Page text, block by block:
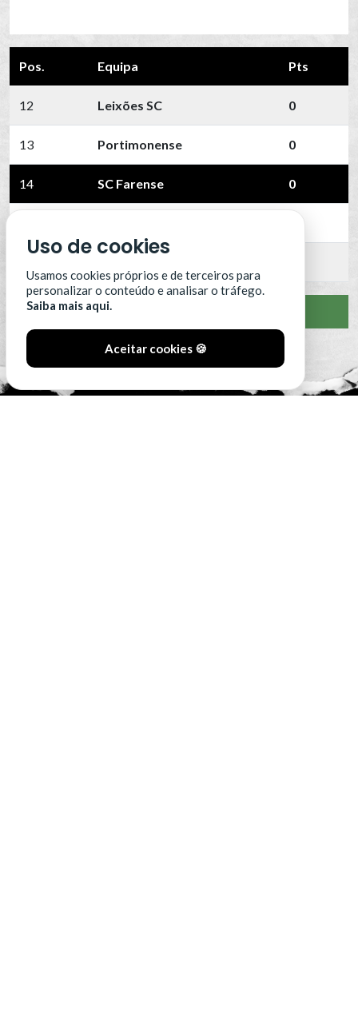
Pos. Equipa Pts
12 Leixões SC 0
13 Portimonense 0
14 SC Farense 0
VER CLASSIFICAÇÃO COMPLETA
Uso de cookies
Usamos cookies próprios e de terceiros para
personalizar o conteúdo e analisar o tráfego.
Saiba mais aqui.
Aceitar cookies 🍪